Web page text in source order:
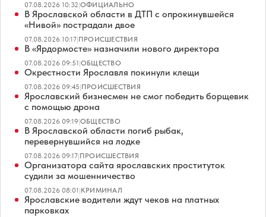
07.08.2026 10:32|ОФИЦИАЛЬНО
В Ярославской области в ДТП с опрокинувшейся
«Нивой» пострадали двое
07.08.2026 10:17|ПРОИСШЕСТВИЯ
В «Ярдормосте» назначили нового директора
07.08.2026 09:51|ОБЩЕСТВО
Окрестности Ярославля покинули клещи
07.08.2026 09:45|ПРОИСШЕСТВИЯ
Ярославский бизнесмен не смог победить борщевик
с помощью дрона
07.08.2026 09:19|ОБЩЕСТВО
В Ярославской области погиб рыбак,
перевернувшийся на лодке
07.08.2026 09:17|ПРОИСШЕСТВИЯ
Организатора сайта ярославских проституток
судили за мошенничество
07.08.2026 08:01|КРИМИНАЛ
Ярославские водители ждут чеков на платных
парковках